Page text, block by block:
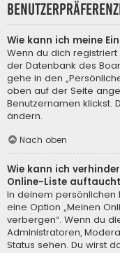
Wie kann ich meine
Wenn du dich
der Datenbank des
gehe in den
oben auf der Seite
Benutzernamen klickst.
ändern.
Nach oben
Wie kann ich
Online-Liste
In deinem persönlichen
eine Option „Meinen
verbergen“. Wenn du
Administratoren,
Status sehen. Du wirst